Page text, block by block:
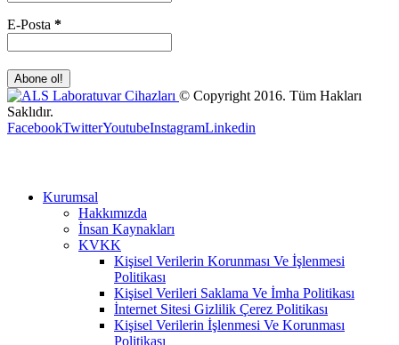
E-Posta *
© Copyright 2016. Tüm Hakları
Saklıdır.
FacebookTwitterYoutubeInstagramLinkedin
Kurumsal
Hakkımızda
İnsan Kaynakları
KVKK
Kişisel Verilerin Korunması Ve İşlenmesi
Politikası
Kişisel Verileri Saklama Ve İmha Politikası
İnternet Sitesi Gizlilik Çerez Politikası
Kişisel Verilerin İşlenmesi Ve Korunması
Politikası